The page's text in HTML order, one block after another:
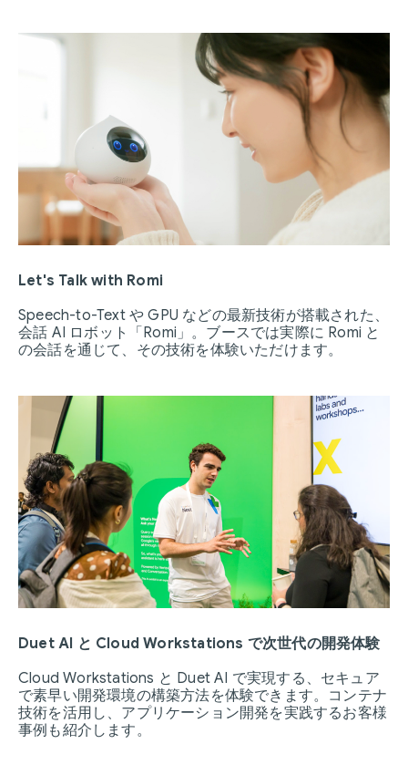
Let's Talk with Romi
Speech-to-Text や GPU などの最新技術が搭載された、
会話 AI ロボット「Romi」。ブースでは実際に Romi と
の会話を通じて、その技術を体験いただけます。
Duet AI と Cloud Workstations で次世代の開発体験
Cloud Workstations と Duet AI で実現する、セキュア
で素早い開発環境の構築方法を体験できます。コンテナ
技術を活用し、アプリケーション開発を実践するお客様
事例も紹介します。